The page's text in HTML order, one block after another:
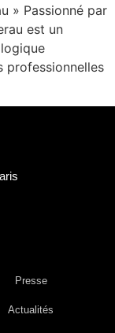
» Passionné par
est un
professionnelles
Presse
Actualités